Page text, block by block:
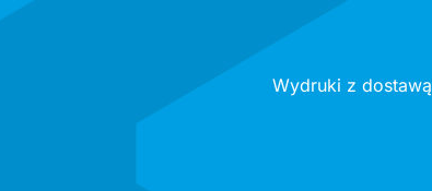
Wydruki z dostawą